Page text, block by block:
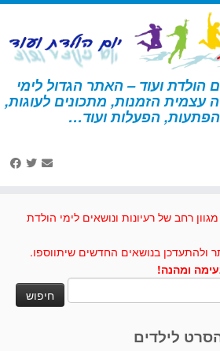
הולדת ועוד – האתר הגדול לימי
עצמית הזמנות, מתכונים לעוגות,
הפעלות ועוד…
בצורת חרב
רחב של רעיונות ונושאים לימי הולדת
ולהתעדכן בנושאים החדשים שיתווספו.
ומהנה!
לילדים